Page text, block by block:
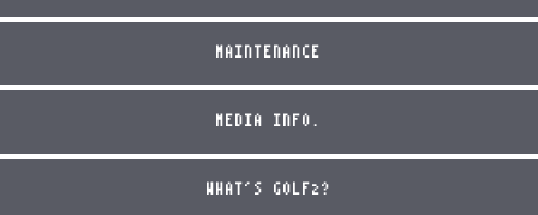
MAINTENANCE
MEDIA INFO.
WHAT'S GOLF2?